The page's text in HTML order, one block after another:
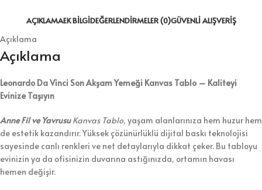
AÇIKLAMAEK BILGIDEĞERLENDIRMELER (0)GÜVENLI ALIŞVERIŞ
Açıklama
Açıklama
Leonardo Da Vinci Son Akşam Yemeği Kanvas Tablo – Kaliteyi
Evinize Taşıyın
Anne Fil ve YavrusuKanvas Tablo, yaşam alanlarınıza hem huzur hem
de estetik kazandırır. Yüksek çözünürlüklü dijital baskı teknolojisi
sayesinde canlı renkleri ve net detaylarıyla dikkat çeker. Bu tabloyu
evinizin ya da ofisinizin duvarına astığınızda, ortamın havası
hemen değişir.